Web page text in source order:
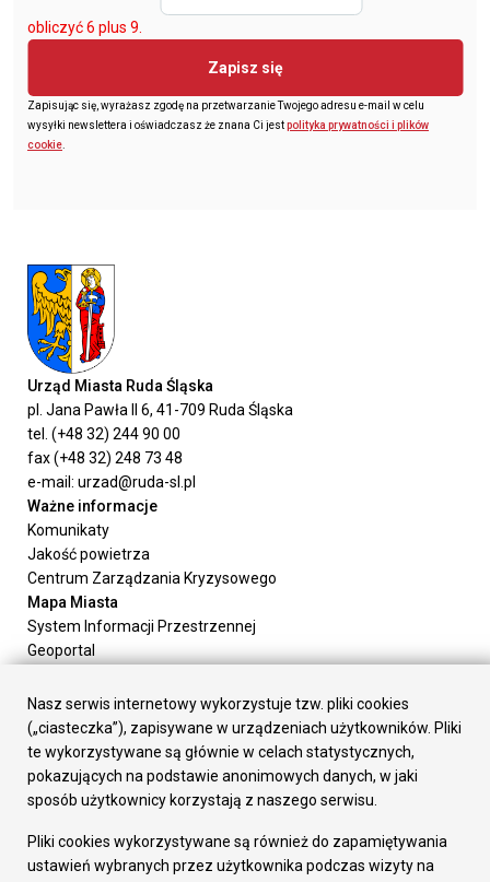
obliczyć 6 plus 9.
Zapisz się
Zapisując się, wyrażasz zgodę na przetwarzanie Twojego adresu e-mail w celu
wysyłki newslettera i oświadczasz że znana Ci jestpolityka prywatności i plików
cookie.
Urząd Miasta Ruda Śląska
pl. Jana Pawła II 6, 41-709 Ruda Śląska
tel. (+48 32) 244 90 00
fax (+48 32) 248 73 48
e-mail: urzad@ruda-sl.pl
Ważne informacje
Komunikaty
Jakość powietrza
Centrum Zarządzania Kryzysowego
Mapa Miasta
System Informacji Przestrzennej
Geoportal
Załatw sprawę
Prezydent Miasta
Rada Miasta
Wydziały
Elektroniczna Skrzynka Podawcza
Gospodarka
Fundusze europejskie
Nasz serwis internetowy wykorzystuje tzw. pliki cookies
(„ciasteczka”), zapisywane w urządzeniach użytkowników. Pliki
te wykorzystywane są głównie w celach statystycznych,
pokazujących na podstawie anonimowych danych, w jaki
sposób użytkownicy korzystają z naszego serwisu.
Pliki cookies wykorzystywane są również do zapamiętywania
ustawień wybranych przez użytkownika podczas wizyty na